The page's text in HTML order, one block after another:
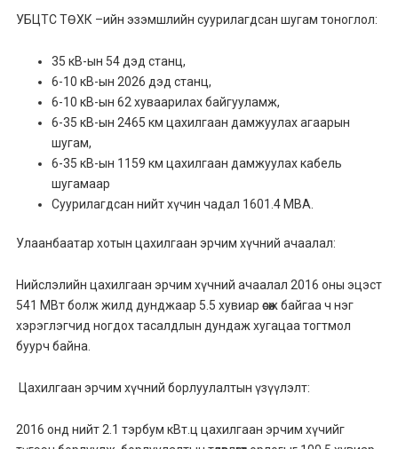
УБЦТС ТӨХК –ийн эзэмшлийн суурилагдсан шугам тоноглол:
35 кВ-ын 54 дэд станц,
6-10 кВ-ын 2026 дэд станц,
6-10 кВ-ын 62 хуваарилах байгууламж,
6-35 кВ-ын 2465 км цахилгаан дамжуулах агаарын
шугам,
6-35 кВ-ын 1159 км цахилгаан дамжуулах кабель
шугамаар
Суурилагдсан нийт хүчин чадал 1601.4 МВА.
Улаанбаатар хотын цахилгаан эрчим хүчний ачаалал:
Нийслэлийн цахилгаан эрчим хүчний ачаалал 2016 оны эцэст
541 МВт болж жилд дунджаар 5.5 хувиар өсөж байгаа ч нэг
хэрэглэгчид ногдох тасалдлын дундаж хугацаа тогтмол
буурч байна.
Цахилгаан эрчим хүчний борлуулалтын үзүүлэлт:
2016 онд нийт 2.1 тэрбум кВт.ц цахилгаан эрчим хүчийг